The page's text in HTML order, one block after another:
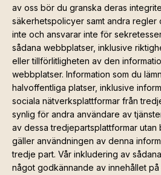
av oss bör du granska deras
säkerhetspolicyer samt andra regler
inte och ansvarar inte för
sådana webbplatser, inklusive
eller tillförlitligheten av den
webbplatser. Information som du
halvoffentliga platser, inklusive
sociala nätverksplattformar från
synlig för andra användare av
av dessa tredjepartsplattformar utan
gäller användningen av denna
tredje part. Vår inkludering av
något godkännande av innehållet